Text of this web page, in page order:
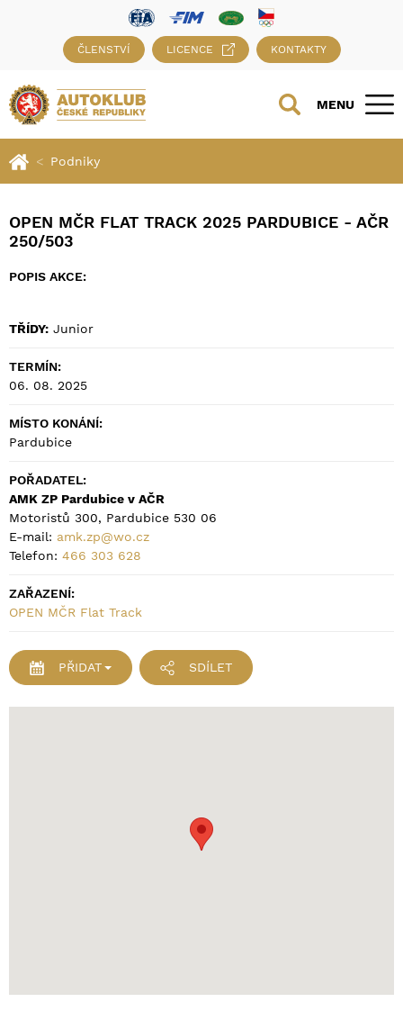
ČLENSTVÍ LICENCE KONTAKTY
MENU
Podniky
OPEN MČR FLAT TRACK 2025 PARDUBICE - AČR
250/503
POPIS AKCE:
TŘÍDY: Junior
TERMÍN:
06. 08. 2025
MÍSTO KONÁNÍ:
Pardubice
POŘADATEL:
AMK ZP Pardubice v AČR
Motoristů 300, Pardubice 530 06
E-mail: amk.zp@wo.cz
Telefon: 466 303 628
ZAŘAZENÍ:
OPEN MČR Flat Track
PŘIDAT SDÍLET